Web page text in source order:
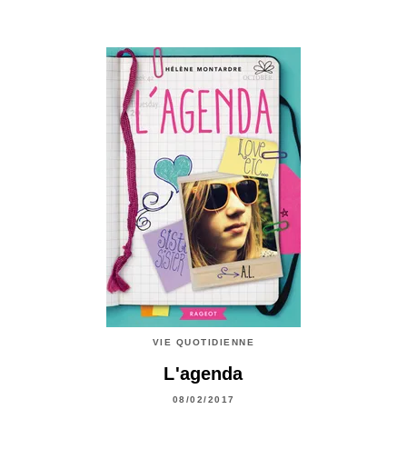
VIE QUOTIDIENNE
L'agenda
08/02/2017